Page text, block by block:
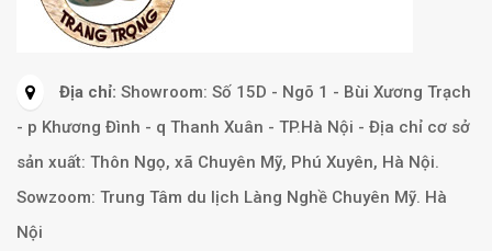
Địa chỉ: Showroom: Số 15D - Ngõ 1 - Bùi Xương Trạch
- p Khương Đình - q Thanh Xuân - TP.Hà Nội - Địa chỉ cơ sở
sản xuất: Thôn Ngọ, xã Chuyên Mỹ, Phú Xuyên, Hà Nội.
Sowzoom: Trung Tâm du lịch Làng Nghề Chuyên Mỹ. Hà
Nội